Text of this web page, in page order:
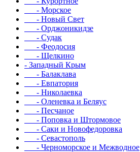
- Морское
- Новый Свет
- Орджоникидзе
- Судак
- Феодосия
- Щелкино
- Западный Крым
- Балаклава
- Евпатория
- Николаевка
- Оленевка и Беляус
- Песчаное
- Поповка и Штормовое
- Саки и Новофедоровка
- Севастополь
- Черноморское и Межводное